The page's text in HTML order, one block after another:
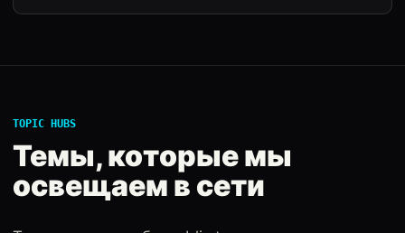
TOPIC HUBS
Темы, которые мы
освещаем в сети